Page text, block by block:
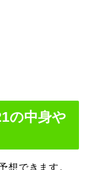
の中身や
想できます。